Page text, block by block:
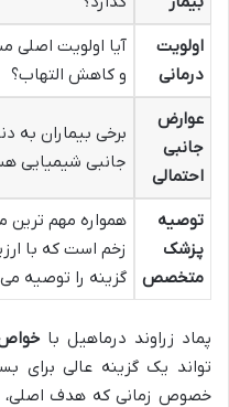
اولویت
درمانی
آیا اولویت اصلی
و کاهش التهاب؟
عوارض
جانبی
احتمالی
برخی بیماران به
جانبی شیمیایی
توصیه
پزشک
متخصص
همواره مهم
زخم است که با
گزینه را توصیه
پماد زراوند درماهیل با خواص
تواند یک گزینه عالی برای
خصوص زمانی که هدف اصلی،